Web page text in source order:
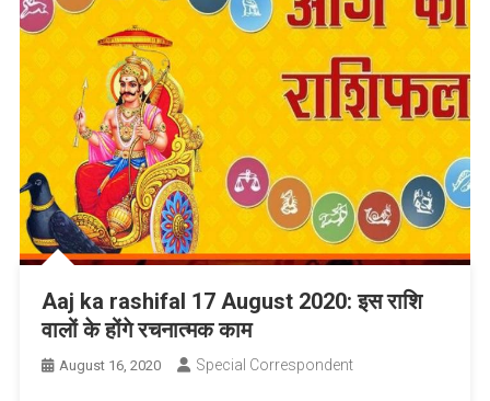
Aaj ka rashifal 17 August 2020: इस राशि
वालों के होंगे रचनात्मक काम
August 16, 2020 Special Correspondent